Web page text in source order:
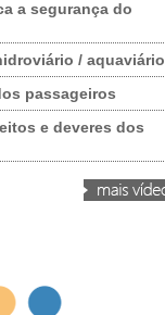
a segurança do
/ aquaviário
passageiros
e deveres dos